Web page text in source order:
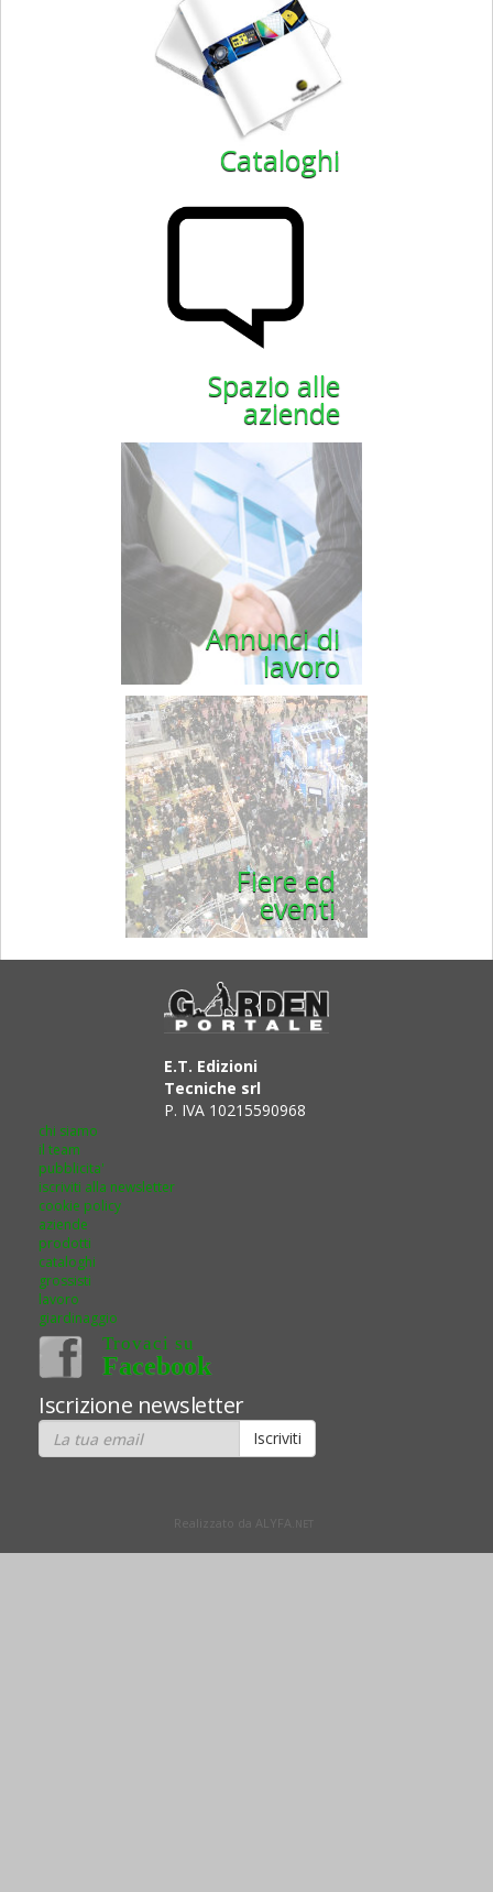
Cataloghi
Spazio alle
aziende
Annunci di
lavoro
Fiere ed
eventi
E.T. Edizioni
Tecniche srl
P. IVA 10215590968
chi siamo
il team
pubblicita'
iscriviti alla newsletter
cookie policy
aziende
prodotti
cataloghi
grossisti
lavoro
giardinaggio
Trovaci su
Facebook
Iscrizione newsletter
Realizzato da ALYFA.